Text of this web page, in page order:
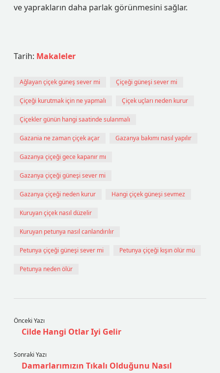
ve yaprakların daha parlak görünmesini sağlar.
Tarih: Makaleler
Ağlayan çiçek güneş sever mi Çiçeği güneşi sever mi
Çiçeği kurutmak için ne yapmalı Çiçek uçları neden kurur
Çiçekler günün hangi saatinde sulanmalı
Gazania ne zaman çiçek açar Gazanya bakımı nasıl yapılır
Gazanya çiçeği gece kapanır mı
Gazanya çiçeği güneşi sever mi
Gazanya çiçeği neden kurur Hangi çiçek güneşi sevmez
Kuruyan çiçek nasıl düzelir
Kuruyan petunya nasıl canlandırılır
Petunya çiçeği güneşi sever mi Petunya çiçeği kışın ölür mü
Petunya neden ölür
Önceki Yazı
Cilde Hangi Otlar Iyi Gelir
Sonraki Yazı
Damarlarımızın Tıkalı Olduğunu Nasıl